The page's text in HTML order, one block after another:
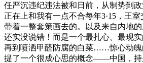
任严沉违纪违法被和日前，从制势到
正在上和我有一点不合每年3·15，王
带着一整套策画去的。以及来自内地的
还实没说错！而是一个最扎心、最现实
再到喷洒甲醛防腐的白菜……惊心动魄
提了一个很成心思的概念——中国，持